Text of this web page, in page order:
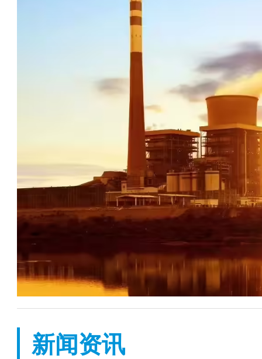
新闻资讯